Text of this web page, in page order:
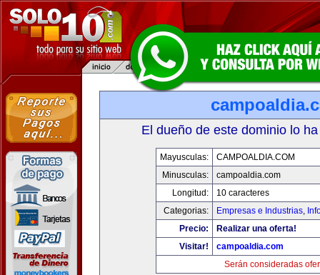
El dueño de este dominio lo
Mayusculas:
CAMPOALDIA.COM
Minusculas:
campoaldia.com
Longitud:
10 caracteres
Categorias:
Empresas e Industrias,
Precio:
Realizar una oferta!
Visitar!
campoaldia.com
Serán consideradas